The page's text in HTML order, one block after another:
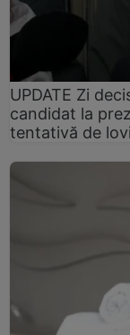
UPDATE Zi
candidat la
tentativă de